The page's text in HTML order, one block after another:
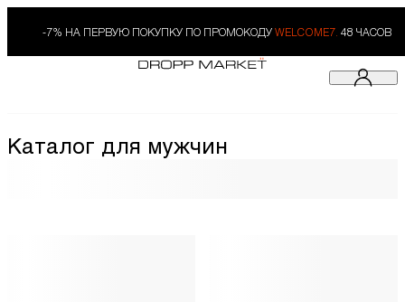
-7% НА ПЕРВУЮ ПОКУПКУ ПО ПРОМОКОДУ WELCOME7. 48 ЧАСОВ
Каталог для мужчин